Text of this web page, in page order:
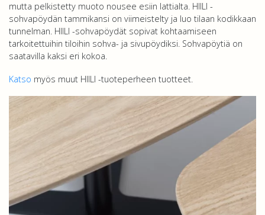
mutta pelkistetty muoto nousee esiin lattialta. HIILI -
sohvapöydän tammikansi on viimeistelty ja luo tilaan kodikkaan
tunnelman. HIILI -sohvapöydät sopivat kohtaamiseen
tarkoitettuihin tiloihin sohva- ja sivupöydiksi. Sohvapöytiä on
saatavilla kaksi eri kokoa.
Katso myös muut HIILI -tuoteperheen tuotteet.